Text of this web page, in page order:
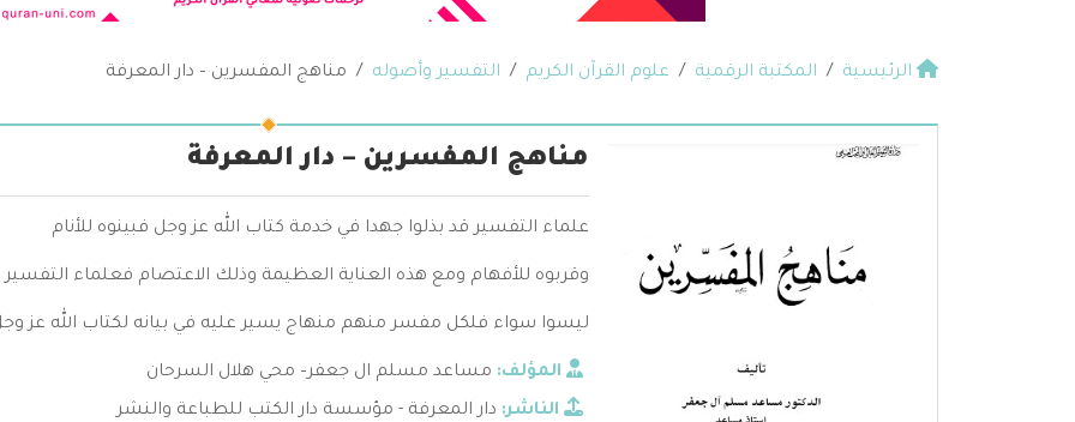
الرئيسية المكتبة الرقمية علوم القرآن الكريم التفسير وأصوله مناهج المفسرين – دار المعرفة
مناهج المفسرين – دار المعرفة
علماء التفسير قد بذلوا جهدا في خدمة كتاب الله عز وجل فبينوه للأنام
وقربوه للأفهام ومع هذه العناية العظيمة وذلك الاعتصام فعلماء التفسير
ليسوا سواء فلكل مفسر منهم منهاج يسير عليه في بيانه لكتاب الله عز
المؤلف: مساعد مسلم ال جعفر– محي هلال السرحان
الناشر: دار المعرفة - مؤسسة دار الكتب للطباعة والنشر